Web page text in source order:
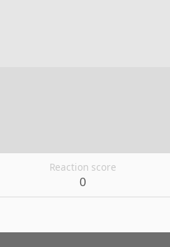
Reaction score
0